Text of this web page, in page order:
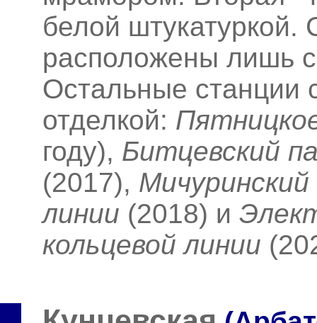
белой штукатуркой.
расположены лишь
Остальные станции
отделкой:
году), Битцевский
(2017),
линии (2018) и
кольцевой линии